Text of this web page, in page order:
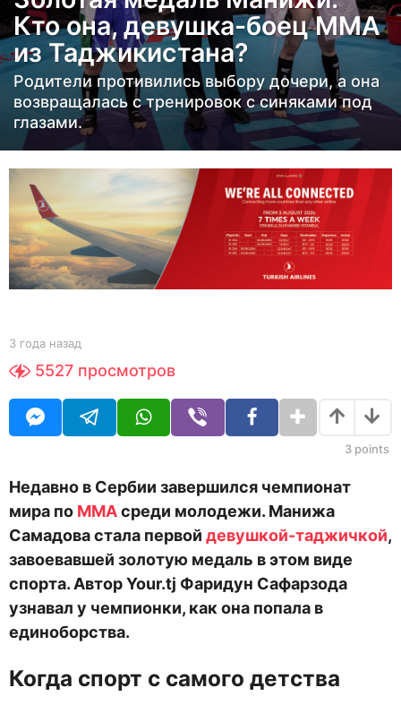
а
н
а
з
а
д
3
д
а
н
з
а
Кто она, девушка-боец ММА
из Таджикистана?
Родители противились выбору дочери, а она
возвращалась с тренировок с синяками под
глазами.
b
e
d
t
3 года назад
о
а
н
д
5527 просмотров
3 points
Недавно в Сербии завершился чемпионат
мира по ММАсреди молодежи. Манижа
Самадова стала первой девушкой-таджичкой,
завоевавшей золотую медаль в этом виде
спорта. Автор Your.tj Фаридун Сафарзода
узнавал у чемпионки, как она попала в
единоборства.
Когда спорт с самого детства